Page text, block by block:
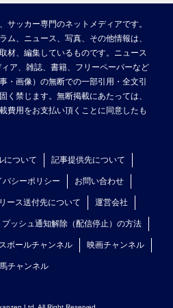
サッカー専門のネットメディアです。
ム、ニュース、写真、その他情報は、
材、編集しているものです。ニュース
ア、雑誌、書籍、フリーペーパーなど
・画像）の無断での一部引用・全文引
く禁じます。無断掲載にあたっては、
費用をお支払い頂くことに同意したも
について 記事提供先について
バシーポリシー お問い合わせ
ース送付先について 運営会社
プッシュ通知解除（配信停止）の方法
ボールチャンネル 映画チャンネル
チャンネル